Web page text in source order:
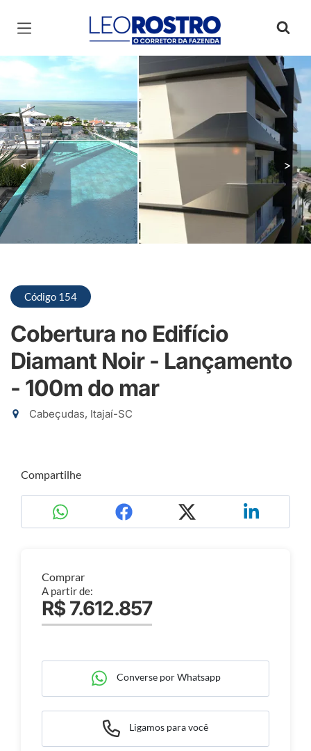
Página inicial
< >
Código 154
Cobertura no Edifício
Diamant Noir - Lançamento
- 100m do mar
Cabeçudas, Itajaí-SC
Compartilhe
Comprar
A partir de:
R$ 7.612.857
Converse por Whatsapp
Ligamos para você